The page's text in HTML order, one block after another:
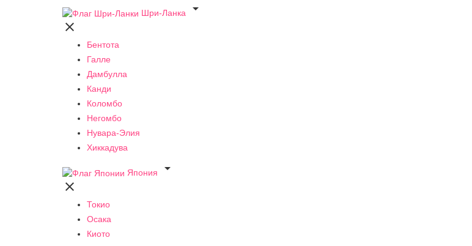
Шри-Ланка


Бентота
Галле
Дамбулла
Канди
Коломбо
Негомбо
Нувара-Элия
Хиккадува
Япония


Токио
Осака
Киото